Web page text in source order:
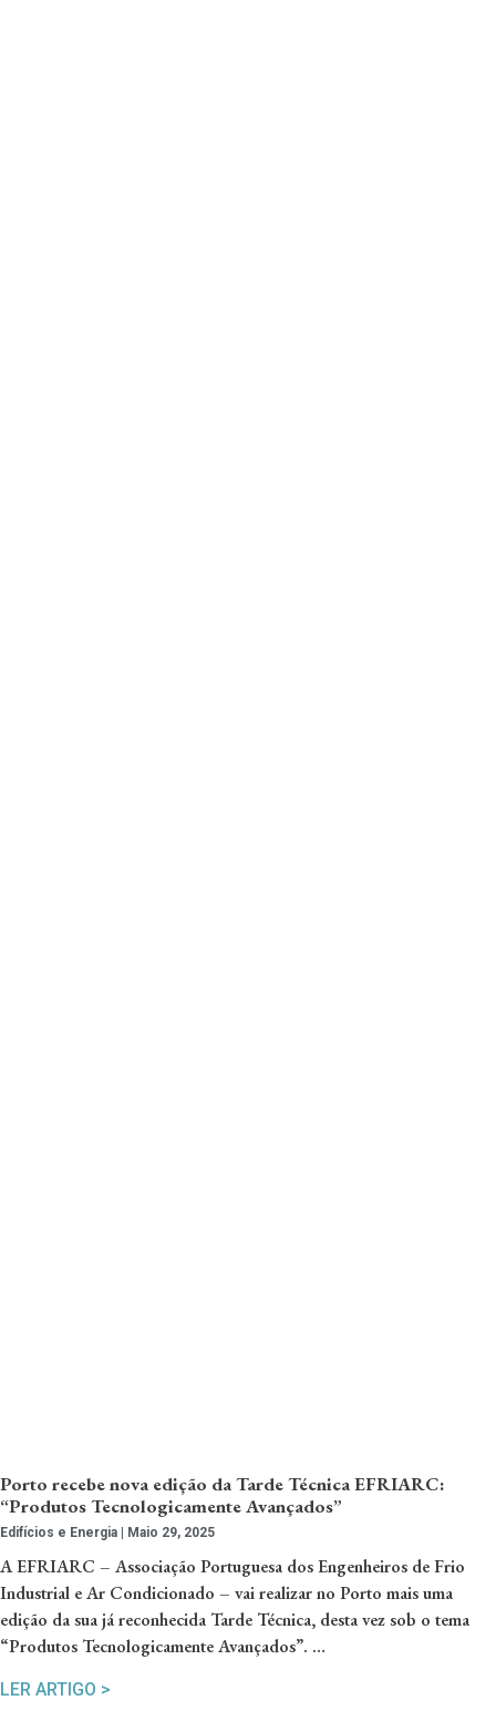
Porto recebe nova edição da Tarde Técnica EFRIARC:
“Produtos Tecnologicamente Avançados”
Edifícios e Energia Maio 29, 2025
A EFRIARC – Associação Portuguesa dos Engenheiros de Frio
Industrial e Ar Condicionado – vai realizar no Porto mais uma
edição da sua já reconhecida Tarde Técnica, desta vez sob o tema
“Produtos Tecnologicamente Avançados”. …
LER ARTIGO >